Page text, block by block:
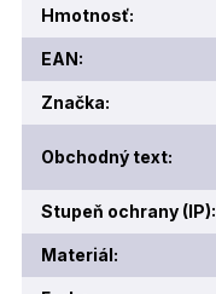
Hmotnosť:
EAN:
Značka:
Obchodný text:
Stupeň ochrany (IP):
Materiál: